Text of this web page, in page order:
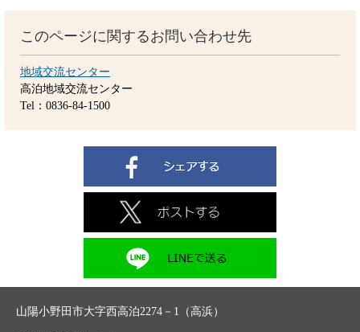
このページに関するお問い合わせ先
地域交流センター
高泊地域交流センター
Tel：0836-84-1500
山陽小野田市大字西高泊2274－1（高浜）